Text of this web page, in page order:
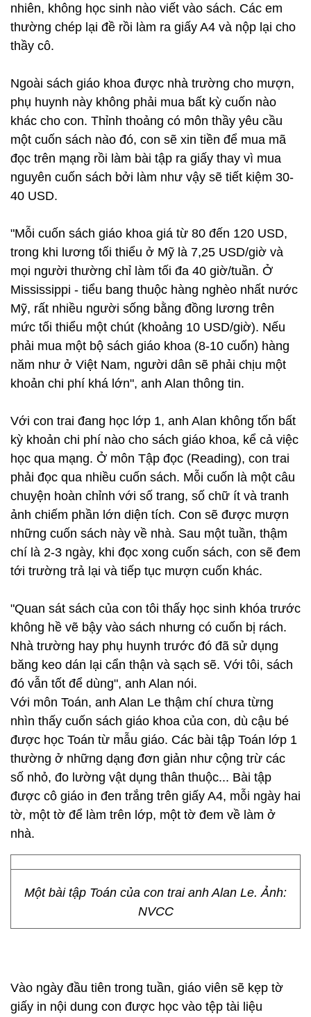
nhiên, không học sinh nào viết vào sách. Các em
thường chép lại đề rồi làm ra giấy A4 và nộp lại cho
thầy cô.
Ngoài sách giáo khoa được nhà trường cho mượn,
phụ huynh này không phải mua bất kỳ cuốn nào
khác cho con. Thỉnh thoảng có môn thầy yêu cầu
một cuốn sách nào đó, con sẽ xin tiền để mua mã
đọc trên mạng rồi làm bài tập ra giấy thay vì mua
nguyên cuốn sách bởi làm như vậy sẽ tiết kiệm 30-
40 USD.
"Mỗi cuốn sách giáo khoa giá từ 80 đến 120 USD,
trong khi lương tối thiểu ở Mỹ là 7,25 USD/giờ và
mọi người thường chỉ làm tối đa 40 giờ/tuần. Ở
Mississippi - tiểu bang thuộc hàng nghèo nhất nước
Mỹ, rất nhiều người sống bằng đồng lương trên
mức tối thiểu một chút (khoảng 10 USD/giờ). Nếu
phải mua một bộ sách giáo khoa (8-10 cuốn) hàng
năm như ở Việt Nam, người dân sẽ phải chịu một
khoản chi phí khá lớn", anh Alan thông tin.
Với con trai đang học lớp 1, anh Alan không tốn bất
kỳ khoản chi phí nào cho sách giáo khoa, kể cả việc
học qua mạng. Ở môn Tập đọc (Reading), con trai
phải đọc qua nhiều cuốn sách. Mỗi cuốn là một câu
chuyện hoàn chỉnh với số trang, số chữ ít và tranh
ảnh chiếm phần lớn diện tích. Con sẽ được mượn
những cuốn sách này về nhà. Sau một tuần, thậm
chí là 2-3 ngày, khi đọc xong cuốn sách, con sẽ đem
tới trường trả lại và tiếp tục mượn cuốn khác.
"Quan sát sách của con tôi thấy học sinh khóa trước
không hề vẽ bậy vào sách nhưng có cuốn bị rách.
Nhà trường hay phụ huynh trước đó đã sử dụng
băng keo dán lại cẩn thận và sạch sẽ. Với tôi, sách
đó vẫn tốt để dùng", anh Alan nói.
Với môn Toán, anh Alan Le thậm chí chưa từng
nhìn thấy cuốn sách giáo khoa của con, dù cậu bé
được học Toán từ mẫu giáo. Các bài tập Toán lớp 1
thường ở những dạng đơn giản như cộng trừ các
số nhỏ, đo lường vật dụng thân thuộc... Bài tập
được cô giáo in đen trắng trên giấy A4, mỗi ngày hai
tờ, một tờ để làm trên lớp, một tờ đem về làm ở
nhà.
Một bài tập Toán của con trai anh Alan Le. Ảnh:
NVCC
Vào ngày đầu tiên trong tuần, giáo viên sẽ kẹp tờ
giấy in nội dung con được học vào tệp tài liệu